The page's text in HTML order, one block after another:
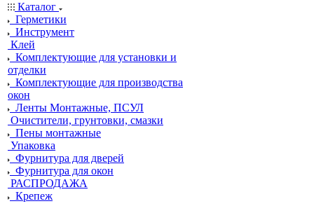
Каталог
Герметики
Инструмент
Клей
Комплектующие для установки и
отделки
Комплектующие для производства
окон
Ленты Монтажные, ПСУЛ
Очистители, грунтовки, смазки
Пены монтажные
Упаковка
Фурнитура для дверей
Фурнитура для окон
РАСПРОДАЖА
Крепеж